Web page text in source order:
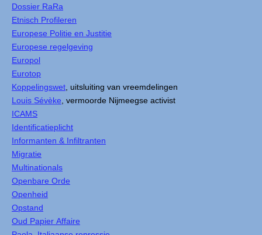
Dossier RaRa
Etnisch Profileren
Europese Politie en Justitie
Europese regelgeving
Europol
Eurotop
Koppelingswet , uitsluiting van vreemdelingen
Louis Sévèke , vermoorde Nijmeegse activist
ICAMS
Identificatieplicht
Informanten & Infiltranten
Migratie
Multinationals
Openbare Orde
Openheid
Opstand
Oud Papier Affaire